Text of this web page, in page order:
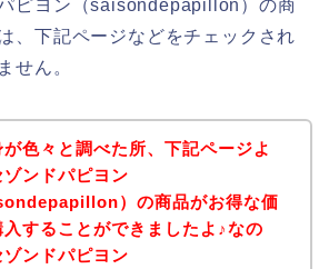
ピヨン（saisondepapillon）の商
、下記ページなどをチェックされ
せん。
色々と調べた所、下記ページよ
ゾンドパピヨン
）の商品がお得な価
入することができましたよ♪なの
ゾンドパピヨン